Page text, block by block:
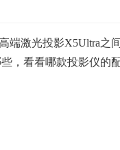
端激光投影X5Ultra之
，看看哪款投影仪的